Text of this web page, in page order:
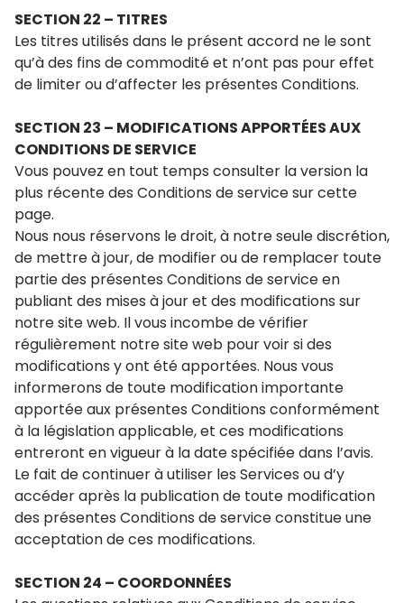
SECTION 22 – TITRES
Les titres utilisés dans le présent accord ne le sont
qu’à des fins de commodité et n’ont pas pour effet
de limiter ou d’affecter les présentes Conditions.
SECTION 23 – MODIFICATIONS APPORTÉES AUX
CONDITIONS DE SERVICE
Vous pouvez en tout temps consulter la version la
plus récente des Conditions de service sur cette
page.
Nous nous réservons le droit, à notre seule discrétion,
de mettre à jour, de modifier ou de remplacer toute
partie des présentes Conditions de service en
publiant des mises à jour et des modifications sur
notre site web. Il vous incombe de vérifier
régulièrement notre site web pour voir si des
modifications y ont été apportées. Nous vous
informerons de toute modification importante
apportée aux présentes Conditions conformément
à la législation applicable, et ces modifications
entreront en vigueur à la date spécifiée dans l’avis.
Le fait de continuer à utiliser les Services ou d’y
accéder après la publication de toute modification
des présentes Conditions de service constitue une
acceptation de ces modifications.
SECTION 24 – COORDONNÉES